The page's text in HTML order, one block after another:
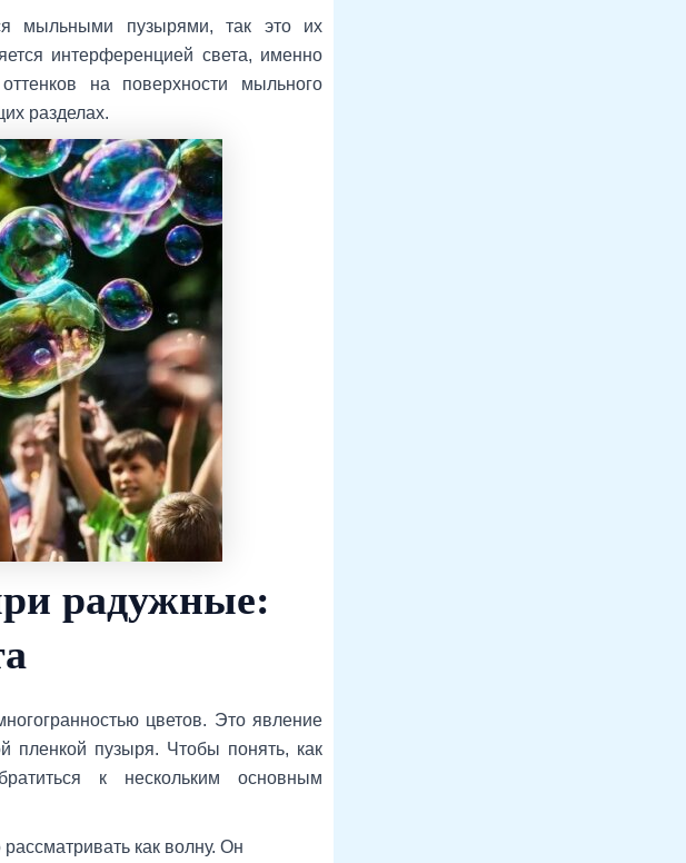
мыльными пузырями, так это их
интерференцией света, именно
на поверхности мыльного
разделах.
радужные:
цветов. Это явление
пленкой пузыря. Чтобы понять, как
к нескольким основным
как волну. Он